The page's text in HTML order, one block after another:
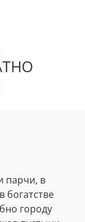
парчи, в
богатстве
городу